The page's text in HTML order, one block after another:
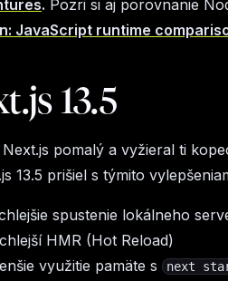
. Pozri si aj porovnanie
JavaScript runtime
13.5
pomalý a vyžieral ti
13.5 prišiel s týmito
spustenie lokálneho
HMR (Hot Reload)
využitie pamäte s
next